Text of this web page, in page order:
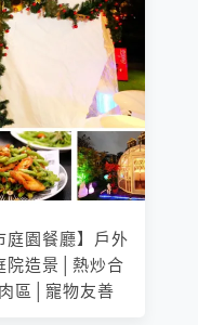
庭園餐廳】戶外
院造景│熱炒合
區│寵物友善